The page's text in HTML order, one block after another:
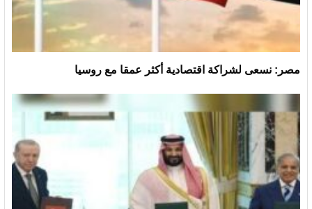
مصر: نسعى لشراكة اقتصادية أكثر عمقا مع روسيا